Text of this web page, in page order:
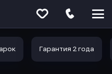
Гарантия 2 года